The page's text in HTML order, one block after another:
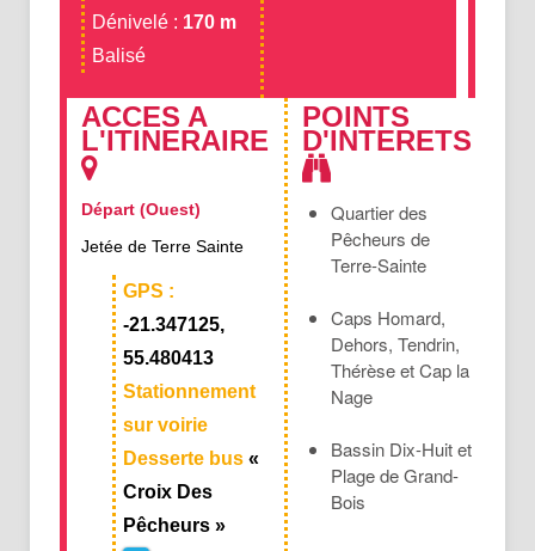
Dénivelé : 170 m
Balisé
ACCES A
L'ITINERAIRE
Départ (Ouest)
Jetée de Terre Sainte
GPS :
-21.347125,
55.480413
Stationnement
sur voirie
Desserte bus «
Croix Des
Pêcheurs »
POINTS
D'INTERETS
Quartier des
Pêcheurs de
Terre-Sainte
Caps Homard,
Dehors, Tendrin,
Thérèse et Cap la
Nage
Bassin Dix-Huit et
Plage de Grand-
Bois